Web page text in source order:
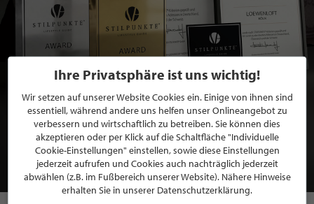
BEWERBEN SIE SICH FÜR EINE GRATIS
MITGLIEDSCHAFT BEI STILPUNKTE®
JETZT GRATIS BEWERBEN
Ihre Privatsphäre ist uns wichtig!
Wir setzen auf unserer Website Cookies ein. Einige von ihnen sind
essentiell, während andere uns helfen unser Onlineangebot zu
verbessern und wirtschaftlich zu betreiben. Sie können dies
akzeptieren oder per Klick auf die Schaltfläche "Individuelle
Cookie-Einstellungen" einstellen, sowie diese Einstellungen
jederzeit aufrufen und Cookies auch nachträglich jederzeit
abwählen (z.B. im Fußbereich unserer Website). Nähere Hinweise
erhalten Sie in unserer Datenschutzerklärung.